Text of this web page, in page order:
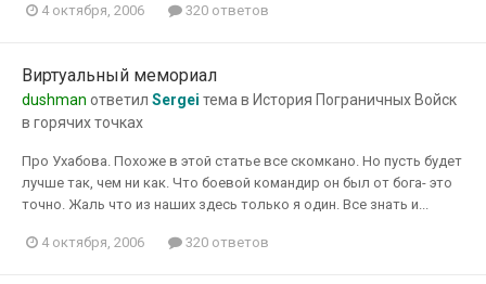
4 октября, 2006 320 ответов
Виртуальный мемориал
dushman ответил Sergei тема в История Пограничных Войск
в горячих точках
Про Ухабова. Похоже в этой статье все скомкано. Но пусть будет
лучше так, чем ни как. Что боевой командир он был от бога- это
точно. Жаль что из наших здесь только я один. Все знать и...
4 октября, 2006 320 ответов